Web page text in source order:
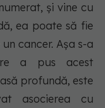
și vine cu
ea poate să fie
cancer. Așa s-a
a pus acest
profundă, este
asocierea cu